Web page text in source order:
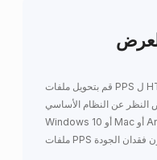
قم بتحويل ملفات PPS ل HTML عبر الإنترنت باستخدام تطبيق
عن النظام الأساسي -
Windows 10 أو Mac أو Android أو iPhone - يمكنك تحويل